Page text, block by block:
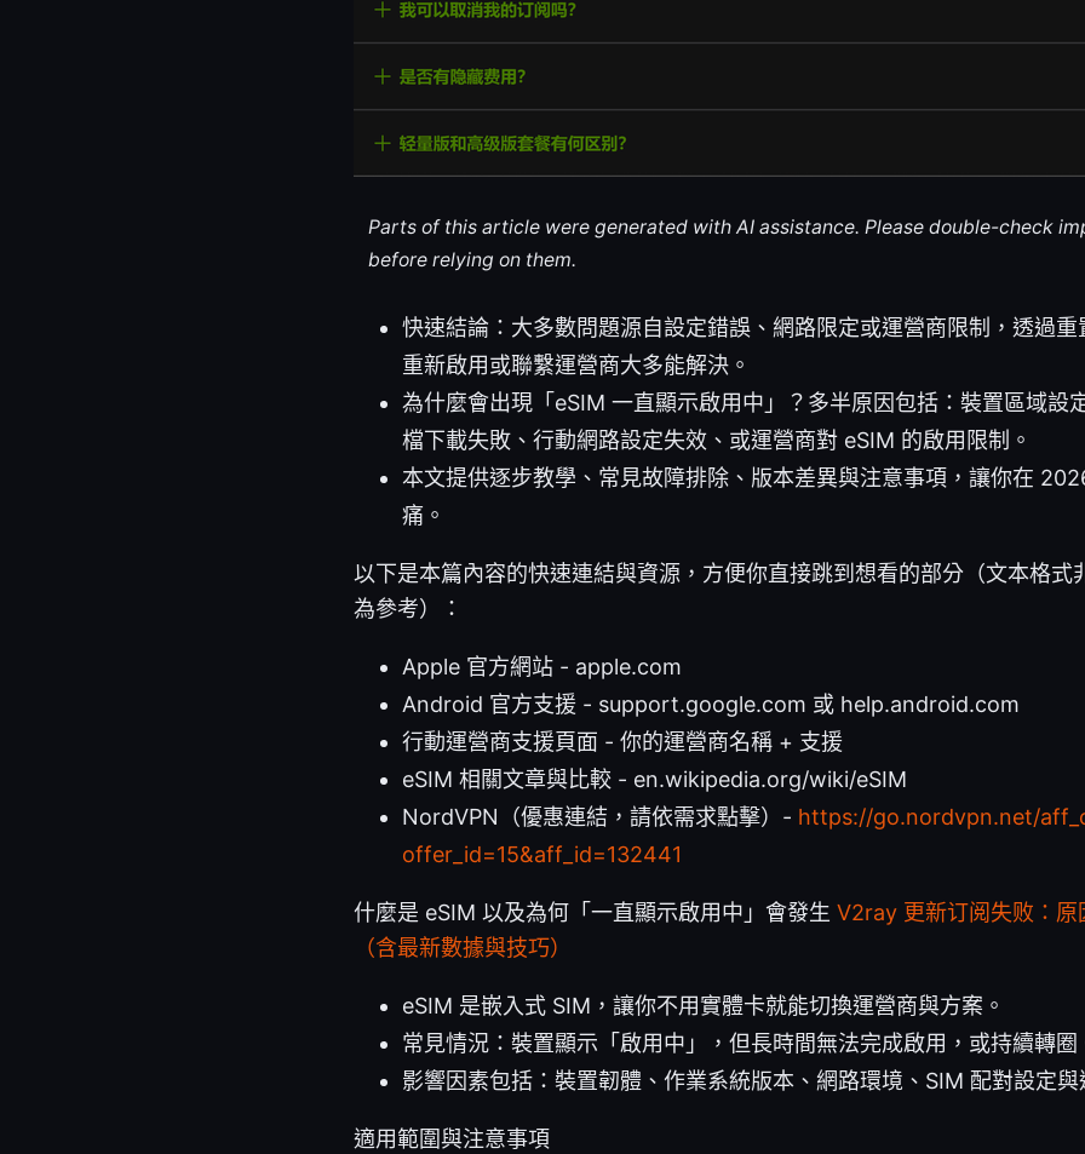
Parts of this article were generated with AI assistance. Please double-check
before relying on them.
快速結論：大多數問題源自設定錯誤、網路限定或運營商限制，透過重
重新啟用或聯繫運營商大多能解決。
為什麼會出現「eSIM 一直顯示啟用中」？多半原因包括：裝置區域設
檔下載失敗、行動網路設定失效、或運營商對 eSIM 的啟用限制。
本文提供逐步教學、常見故障排除、版本差異與注意事項，讓你在
痛。
以下是本篇內容的快速連結與資源，方便你直接跳到想看的部分（文本格式
為參考）：
Apple 官方網站 - apple.com
Android 官方支援 - support.google.com 或 help.android.com
行動運營商支援頁面 - 你的運營商名稱 + 支援
eSIM 相關文章與比較 - en.wikipedia.org/wiki/eSIM
NordVPN（優惠連結，請依需求點擊）- https://go.nordvpn.net/
offer_id=15&aff_id=132441
什麼是 eSIM 以及為何「一直顯示啟用中」會發生 V2ray 更新订阅失败：原
（含最新數據與技巧）
eSIM 是嵌入式 SIM，讓你不用實體卡就能切換運營商與方案。
常見情況：裝置顯示「啟用中」，但長時間無法完成啟用，或持續轉圈
影響因素包括：裝置韌體、作業系統版本、網路環境、SIM 配對設定與
適用範圍與注意事項